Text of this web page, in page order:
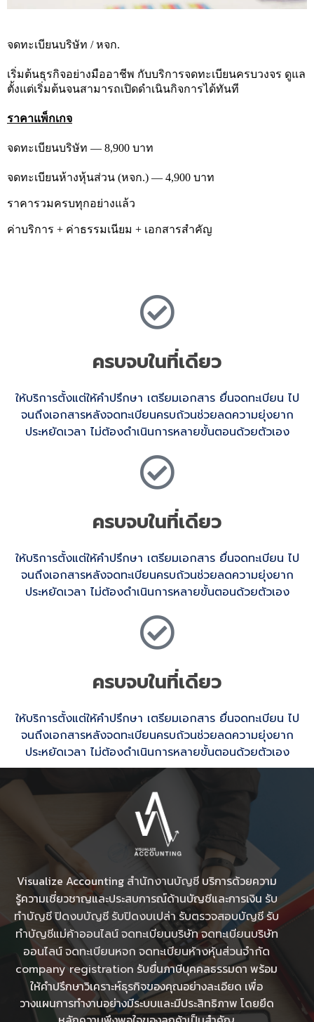
จดทะเบียนบริษัท / หจก.
เริ่มต้นธุรกิจอย่างมืออาชีพ กับบริการจดทะเบียนครบวงจร ดูแล
ตั้งแต่เริ่มต้นจนสามารถเปิดดำเนินกิจการได้ทันที
ราคาแพ็กเกจ
จดทะเบียนบริษัท — 8,900 บาท
จดทะเบียนห้างหุ้นส่วน (หจก.) — 4,900 บาท
ราคารวมครบทุกอย่างแล้ว
ค่าบริการ + ค่าธรรมเนียม + เอกสารสำคัญ
ครบจบในที่เดียว
ให้บริการตั้งแต่ให้คำปรึกษา เตรียมเอกสาร ยื่นจดทะเบียน ไป
จนถึงเอกสารหลังจดทะเบียนครบถ้วนช่วยลดความยุ่งยาก
ประหยัดเวลา ไม่ต้องดำเนินการหลายขั้นตอนด้วยตัวเอง
ครบจบในที่เดียว
ให้บริการตั้งแต่ให้คำปรึกษา เตรียมเอกสาร ยื่นจดทะเบียน ไป
จนถึงเอกสารหลังจดทะเบียนครบถ้วนช่วยลดความยุ่งยาก
ประหยัดเวลา ไม่ต้องดำเนินการหลายขั้นตอนด้วยตัวเอง
ครบจบในที่เดียว
ให้บริการตั้งแต่ให้คำปรึกษา เตรียมเอกสาร ยื่นจดทะเบียน ไป
จนถึงเอกสารหลังจดทะเบียนครบถ้วนช่วยลดความยุ่งยาก
ประหยัดเวลา ไม่ต้องดำเนินการหลายขั้นตอนด้วยตัวเอง
Visualize Accounting สำนักงานบัญชีบริการด้วยความ
รู้ความเชี่ยวชาญและประสบการณ์ด้านบัญชีและการเงิน รับ
ทำบัญชีปิดงบบัญชี รับปิดงบเปล่า รับตรวจสอบบัญชีรับ
ทําบัญชีแม่ค้าออนไลน์จดทะเบียนบริษัทจดทะเบียนบริษัท
ออนไลน์จดทะเบียนหจก จดทะเบียนห้างหุ้นส่วนจำกัด
company registration รับยื่นภาษีบุคคลธรรมดา พร้อม
ให้คำปรึกษาวิเคราะห์ธุรกิจของคุณอย่างละเอียด เพื่อ
วางแผนการทำงานอย่างมีระบบและมีประสิทธิภาพ โดยยึด